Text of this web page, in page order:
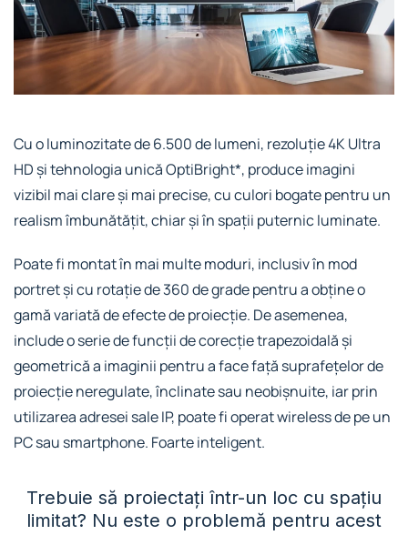
Cu o luminozitate de 6.500 de lumeni, rezoluție 4K Ultra
HD și tehnologia unică OptiBright*, produce imagini
vizibil mai clare și mai precise, cu culori bogate pentru un
realism îmbunătățit, chiar și în spații puternic luminate.
Poate fi montat în mai multe moduri, inclusiv în mod
portret și cu rotație de 360 de grade pentru a obține o
gamă variată de efecte de proiecție. De asemenea,
include o serie de funcții de corecție trapezoidală și
geometrică a imaginii pentru a face față suprafețelor de
proiecție neregulate, înclinate sau neobișnuite, iar prin
utilizarea adresei sale IP, poate fi operat wireless de pe un
PC sau smartphone. Foarte inteligent.
Trebuie să proiectați într-un loc cu spațiu
limitat? Nu este o problemă pentru acest